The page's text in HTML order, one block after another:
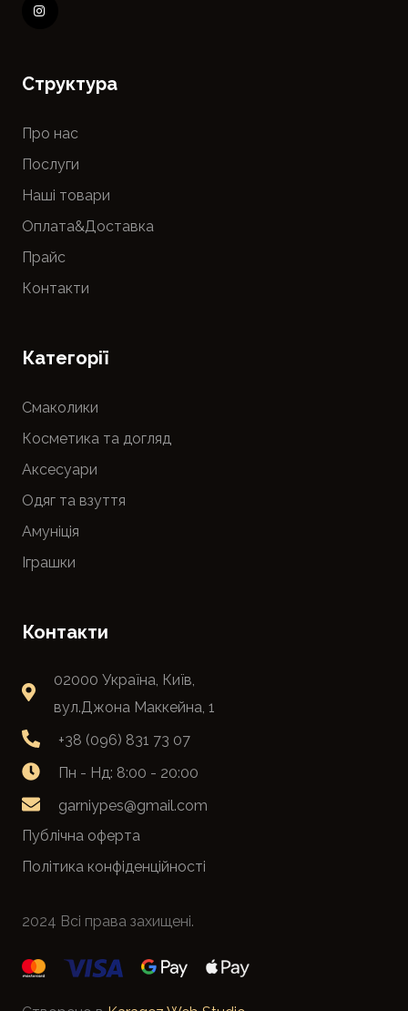
Cтруктура
Про нас
Послуги
Наші товари
Оплата&Доставка
Прайс
Контакти
Категорії
Смаколики
Косметика та догляд
Аксесуари
Одяг та взуття
Амуніція
Іграшки
Контакти
02000 Україна, Київ,
вул.Джона Маккейна, 1
+38 (096) 831 73 07
Пн - Нд: 8:00 - 20:00
garniypes@gmail.com
Публічна оферта
Політика конфіденційності
2024 Всі права захищені.